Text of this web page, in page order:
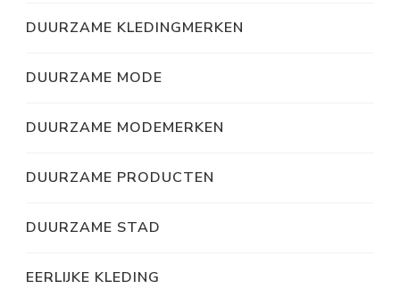
DUURZAME KLEDINGMERKEN
DUURZAME MODE
DUURZAME MODEMERKEN
DUURZAME PRODUCTEN
DUURZAME STAD
EERLIJKE KLEDING